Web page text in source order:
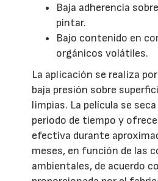
Baja adherencia
pintar.
Bajo contenido en
orgánicos volátiles.
La aplicación se realiza
baja presión sobre
limpias. La película se
periodo de tiempo y
efectiva durante
meses, en función de las
ambientales, de acuerdo